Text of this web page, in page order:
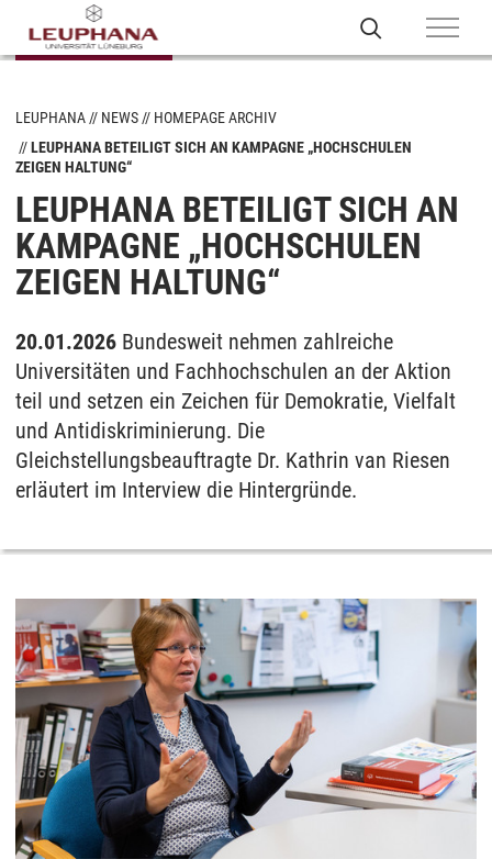
LEUPHANA NEWS
HOMEPAGE ARCHIV
LEUPHANA BETEILIGT SICH AN KAMPAGNE „HOCHSCHULEN
ZEIGEN HALTUNG“
LEUPHANA BETEILIGT SICH AN
KAMPAGNE „HOCHSCHULEN
ZEIGEN HALTUNG“
20.01.2026 Bundesweit nehmen zahlreiche
Universitäten und Fachhochschulen an der Aktion
teil und setzen ein Zeichen für Demokratie, Vielfalt
und Antidiskriminierung. Die
Gleichstellungsbeauftragte Dr. Kathrin van Riesen
erläutert im Interview die Hintergründe.